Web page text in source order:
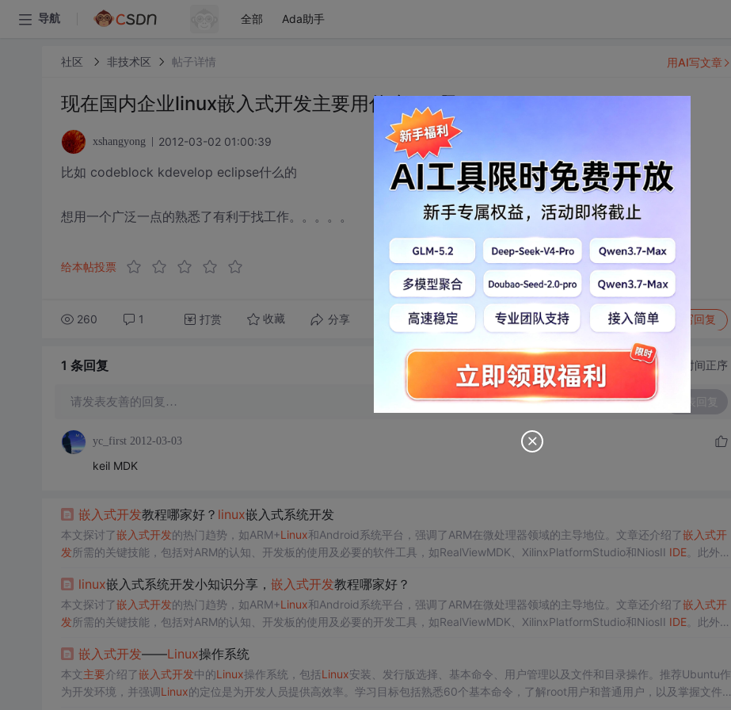
导航 全部 Ada助手
社区 非技术区 帖子详情
现在国内企业linux嵌入式开发主要用什么IDE啊
xshangyong 2012-03-02 01:00:39
比如 codeblock kdevelop eclipse什么的
想用一个广泛一点的熟悉了有利于找工作。。。。。
给本帖投票
260 1 打赏 收藏 分享 转发到动态 举报 写回复
用AI写文章
1 条回复 切换为时间正序
请发表友善的回复…
yc_first 2012-03-03
keil MDK
嵌入式开发教程哪家好？ linux嵌入式系统开发
本文探讨了嵌入式开发的热门趋势，如ARM+Linux和Android系统平台，强调了ARM在微处理器领域的主导地位。文章还介绍了嵌入式开
发所需的关键技能，包括对ARM的认知、开发板的使用及必要的软件工具，如RealViewMDK、XilinxPlatformStudio和NiosII IDE。此外，
linux嵌入式系统开发小知识分享， 嵌入式开发教程哪家好？
本文探讨了嵌入式开发的热门趋势，如ARM+Linux和Android系统平台，强调了ARM在微处理器领域的主导地位。文章还介绍了嵌入式开
发所需的关键技能，包括对ARM的认知、开发板的使用及必要的开发工具，如RealViewMDK、XilinxPlatformStudio和NiosII IDE。此外，
嵌入式开发——Linux操作系统
本文主要介绍了嵌入式开发中的Linux操作系统，包括Linux安装、发行版选择、基本命令、用户管理以及文件和目录操作。推荐Ubuntu作
为开发环境，并强调Linux的定位是为开发人员提供高效率。学习目标包括熟悉60个基本命令，了解root用户和普通用户，以及掌握文件和